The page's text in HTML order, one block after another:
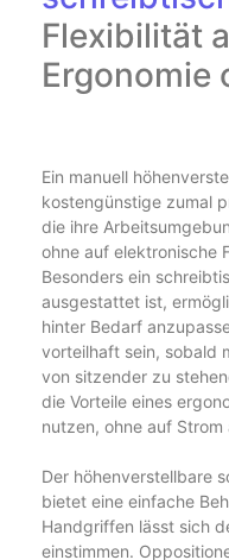
Flexibilität
Ergonomie
Ein manuell
kostengünstige zumal
die ihre
ohne auf elektronische
Besonders ein
ausgestattet ist,
hinter Bedarf
vorteilhaft sein, sobald
von sitzender zu
die Vorteile eines
nutzen, ohne auf Strom
Der höhenverstellbare
bietet eine einfache
Handgriffen lässt sich
einstimmen.